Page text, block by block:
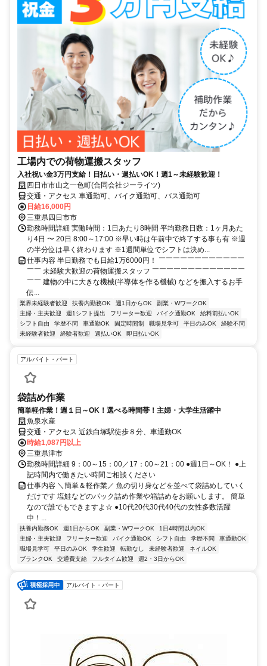
工場内での荷物運搬スタッフ
入社祝い金3万円支給！日払い・週払いOK！週1～未経験歓迎！
四日市市山之一色町(合同会社ジーライツ)
交通・アクセス 車通勤可、バイク通勤可、バス通勤可
日給16,000円
三重県四日市市
勤務時間詳細 実働時間：1日あたり8時間 平均勤務日数：1ヶ月あた
り4日 〜 20日 8:00～17:00 ※早い時は午前中で終了する事も有 ※週
の半分位は早く終わります ※1週間単位でシフトは決め...
仕事内容 半日勤務でも日給1万6000円！ ￣￣￣￣￣￣￣￣￣￣￣￣
￣￣ 未経験大歓迎の荷物運搬スタッフ ￣￣￣￣￣￣￣￣￣￣￣￣￣
￣￣ 建物の中に大きな機械(半導体を作る機械) などを搬入するお手
伝...
業界未経験者歓迎 扶養内勤務OK 週1日からOK
副業・WワークOK
主婦・主夫歓迎
週1シフト提出 フリーター歓迎 バイク通勤OK
給料前払いOK
シフト自由
学歴不問 車通勤OK 固定時間制 職場見学可 平日のみOK
経験不問
未経験者歓迎
経験者歓迎 週払いOK 即日払いOK
アルバイト・パート
袋詰め作業
簡単軽作業！週１日～OK！選べる時間帯！主婦・大学生活躍中
魚泉水産
交通・アクセス 近鉄白塚駅徒歩８分、車通勤OK
時給1,087円以上
三重県津市
勤務時間詳細 9：00～15：00／17：00～21：00 ●週1日～OK！ ●上
記時間内で働きたい時間ご相談ください
仕事内容 ＼簡単＆軽作業／ 魚の切り身などを並べて袋詰めしていく
だけです 塩鮭などのパック詰め作業や箱詰めをお願いします。 簡単
なので誰でもできますよ☆ ●10代20代30代40代の女性多数活躍
中！...
扶養内勤務OK 週1日からOK 副業・WワークOK
1日4時間以内OK
主婦・主夫歓迎
フリーター歓迎 バイク通勤OK シフト自由 学歴不問
車通勤OK
職場見学可
平日のみOK 学生歓迎 転勤なし 未経験者歓迎
ネイルOK
ブランクOK
交通費支給 フルタイム歓迎 週2・3日からOK
アルバイト・パート